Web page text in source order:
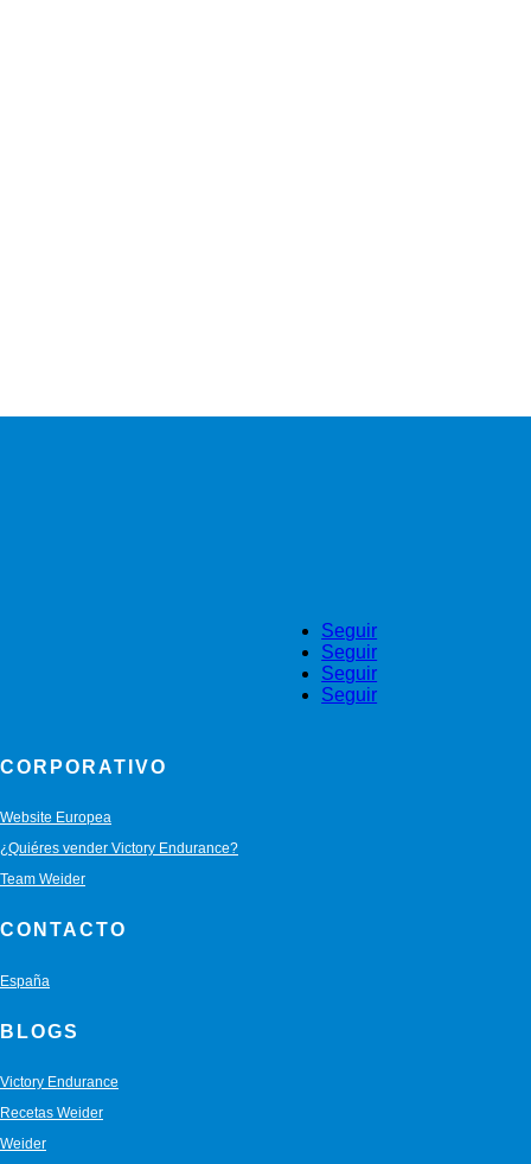
Seguir
Seguir
Seguir
Seguir
CORPORATIVO
Website Europea
¿Quiéres vender Victory Endurance?
Team Weider
CONTACTO
España
BLOGS
Victory Endurance
Recetas Weider
Weider